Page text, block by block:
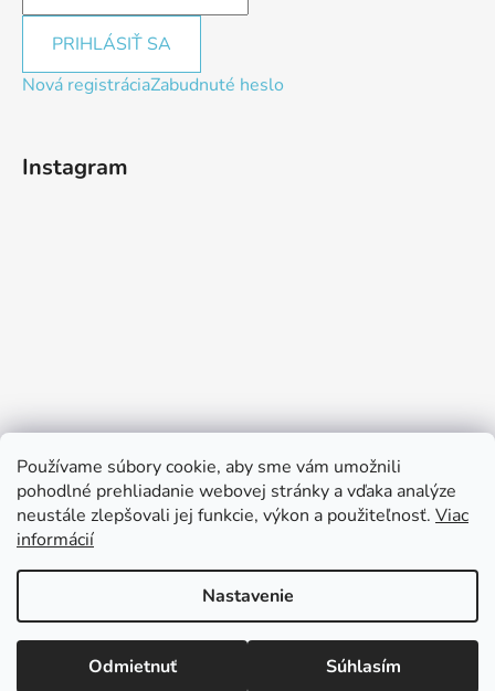
Používame súbory cookie, aby sme vám umožnili
pohodlné prehliadanie webovej stránky a vďaka analýze
neustále zlepšovali jej funkcie, výkon a použiteľnosť. Viac
informácií
Nastavenie
Odmietnuť Súhlasím
PRIHLÁSIŤ SA
Nová registráciaZabudnuté heslo
Instagram
Vytvoril Shoptet
Copyright 2026Darčeky pre deti. Všetky práva
vyhradené.
Upraviť nastavenie cookies